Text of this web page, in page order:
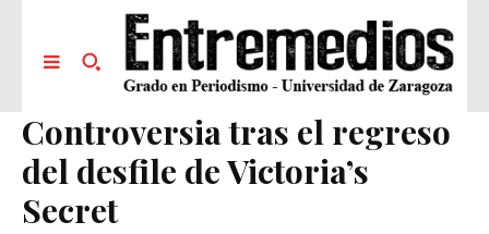
Controversia tras el regreso
del desfile de Victoria’s
Secret